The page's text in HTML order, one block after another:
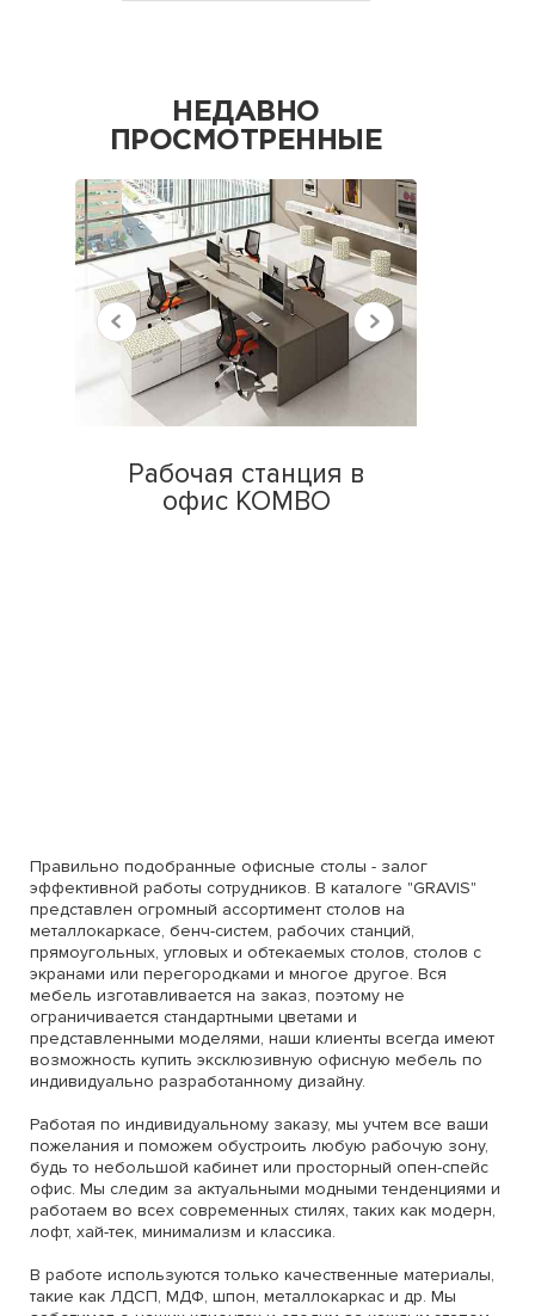
НЕДАВНО
ПРОСМОТРЕННЫЕ
Рабочая станция в
офис KOMBO
Правильно подобранные офисные столы - залог
эффективной работы сотрудников. В каталоге "GRAVIS"
представлен огромный ассортимент столов на
металлокаркасе, бенч-систем, рабочих станций,
прямоугольных, угловых и обтекаемых столов, столов с
экранами или перегородками и многое другое. Вся
мебель изготавливается на заказ, поэтому не
ограничивается стандартными цветами и
представленными моделями, наши клиенты всегда имеют
возможность купить эксклюзивную офисную мебель по
индивидуально разработанному дизайну.
Работая по индивидуальному заказу, мы учтем все ваши
пожелания и поможем обустроить любую рабочую зону,
будь то небольшой кабинет или просторный опен-спейс
офис. Мы следим за актуальными модными тенденциями и
работаем во всех современных стилях, таких как модерн,
лофт, хай-тек, минимализм и классика.
В работе используются только качественные материалы,
такие как ЛДСП, МДФ, шпон, металлокаркас и др. Мы